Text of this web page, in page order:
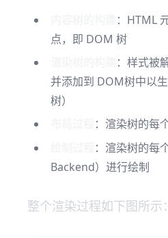
：HTML
点，即 DOM 树
：样式被
并添加到 DOM树中以
树）
：渲染树的每
：渲染树的每
Backend）进行绘制
整个渲染过程如下图所示：